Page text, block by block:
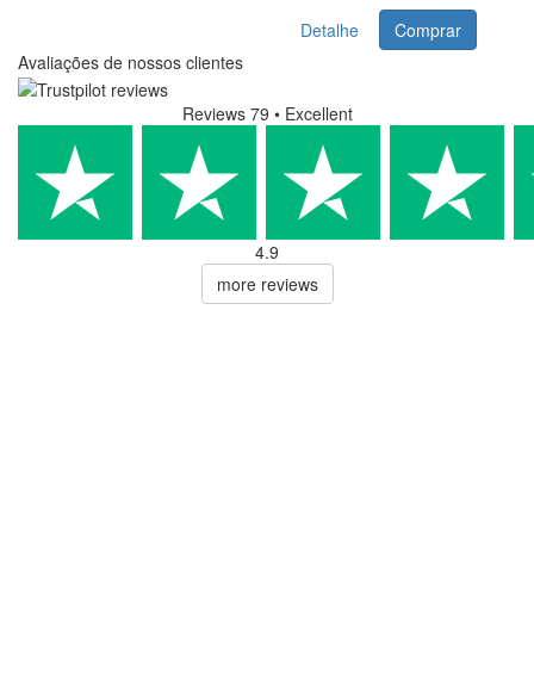
Detalhe
Comprar
Avaliações de nossos clientes
Reviews 79 • Excellent
4.9
more reviews